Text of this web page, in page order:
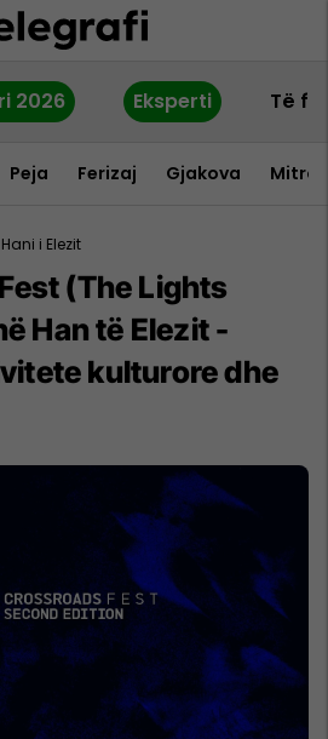
2026 Eksperti Të
Peja Ferizaj Gjakova
Hani i Elezit
(The Lights
Han të Elezit -
kulturore dhe